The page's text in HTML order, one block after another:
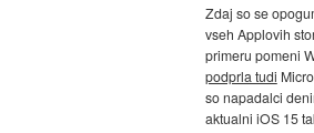
Zdaj so se
vseh Applovih
primeru pomeni
podprla tudi
so napadalci
aktualni iOS 15